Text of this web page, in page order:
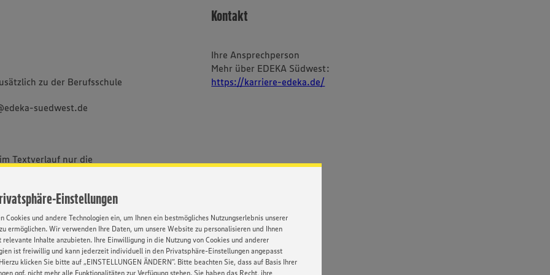
Einstellungen
Cookies und andere Technologien ein, um Ihnen ein bestmögliches Nutzungserlebnis unserer
ermöglichen. Wir verwenden Ihre Daten, um unsere Website zu personalisieren und Ihnen
relevante Inhalte anzubieten. Ihre Einwilligung in die Nutzung von Cookies und anderer
ist freiwillig und kann jederzeit individuell in den Privatsphäre-Einstellungen angepasst
klicken Sie bitte auf „EINSTELLUNGEN ÄNDERN”. Bitte beachten Sie, dass auf Basis Ihrer
ggf. nicht mehr alle Funktionalitäten zur Verfügung stehen. Sie haben das Recht, ihre
zu der Berufsschule
suedwest.de
Textverlauf nur die
uns alle Menschen -
und sozialer Herkunft,
und Identität.
Kontakt
Ihre Ansprechperson
Mehr über EDEKA Südwest:
https://karriere-edeka.de/